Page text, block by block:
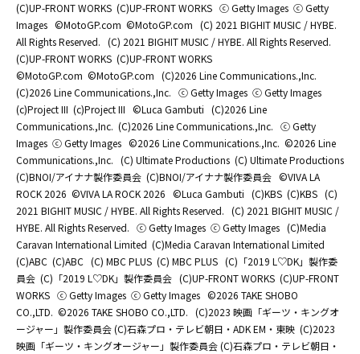
(C)UP-FRONT WORKS (C)UP-FRONT WORKS ⓒ Getty Images ⓒ Getty
Images ©MotoGP.com ©MotoGP.com (C) 2021 BIGHIT MUSIC / HYBE.
All Rights Reserved. (C) 2021 BIGHIT MUSIC / HYBE. All Rights Reserved.
(C)UP-FRONT WORKS (C)UP-FRONT WORKS
©MotoGP.com ©MotoGP.com (C)2026 Line Communications.,Inc.
(C)2026 Line Communications.,Inc. ⓒ Getty Images ⓒ Getty Images
(c)Project III (c)Project III ©Luca Gambuti (C)2026 Line
Communications.,Inc. (C)2026 Line Communications.,Inc. ⓒ Getty
Images ⓒ Getty Images ©2026 Line Communications.,Inc. ©2026 Line
Communications.,Inc. (C) Ultimate Productions (C) Ultimate Productions
(C)BNOI/アイナナ製作委員会 (C)BNOI/アイナナ製作委員会 ©️VIVA LA
ROCK 2026 ©️VIVA LA ROCK 2026 ©Luca Gambuti (C)KBS (C)KBS (C)
2021 BIGHIT MUSIC / HYBE. All Rights Reserved. (C) 2021 BIGHIT MUSIC /
HYBE. All Rights Reserved. ⓒ Getty Images ⓒ Getty Images (C)Media
Caravan International Limited (C)Media Caravan International Limited
(C)ABC (C)ABC (C) MBC PLUS (C) MBC PLUS (C)「2019 L♡DK」製作委
員会 (C)「2019 L♡DK」製作委員会 (C)UP-FRONT WORKS (C)UP-FRONT
WORKS ⓒ Getty Images ⓒ Getty Images ©2026 TAKE SHOBO
CO.,LTD. ©2026 TAKE SHOBO CO.,LTD. (C)2023 映画「ギーツ・キングオ
ージャー」製作委員会 (C)石森プロ・テレビ朝日・ADK EM・東映 (C)2023
映画「ギーツ・キングオージャー」製作委員会 (C)石森プロ・テレビ朝日・